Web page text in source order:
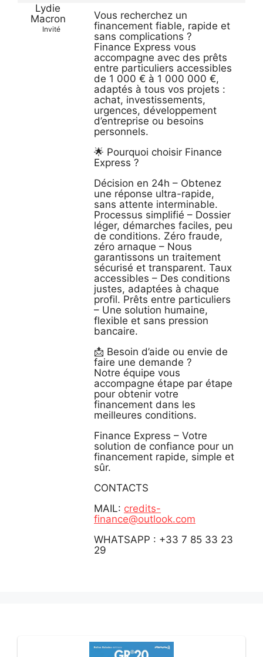
Lydie
Macron
Invité
Vous recherchez un
financement fiable, rapide et
sans complications ?
Finance Express vous
accompagne avec des prêts
entre particuliers accessibles
de 1 000 € à 1 000 000 €,
adaptés à tous vos projets :
achat, investissements,
urgences, développement
d’entreprise ou besoins
personnels.
🌟 Pourquoi choisir Finance
Express ?
Décision en 24h – Obtenez
une réponse ultra-rapide,
sans attente interminable.
Processus simplifié – Dossier
léger, démarches faciles, peu
de conditions. Zéro fraude,
zéro arnaque – Nous
garantissons un traitement
sécurisé et transparent. Taux
accessibles – Des conditions
justes, adaptées à chaque
profil. Prêts entre particuliers
– Une solution humaine,
flexible et sans pression
bancaire.
📩 Besoin d’aide ou envie de
faire une demande ?
Notre équipe vous
accompagne étape par étape
pour obtenir votre
financement dans les
meilleures conditions.
Finance Express – Votre
solution de confiance pour un
financement rapide, simple et
sûr.
CONTACTS
MAIL: credits-
finance@outlook.com
WHATSAPP : +33 7 85 33 23
29